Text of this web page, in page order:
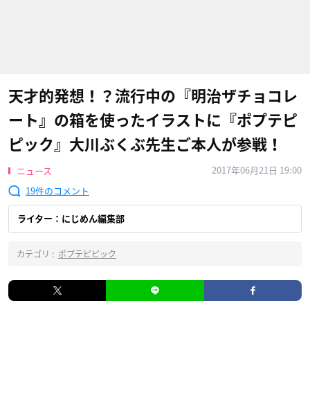
天才的発想！？流行中の『明治ザチョコレ
ート』の箱を使ったイラストに『ポプテピ
ピック』大川ぶくぶ先生ご本人が参戦！
ニュース
2017年06月21日 19:00
19
ライター：にじめん編集部
カテゴリ : ポプテピピック